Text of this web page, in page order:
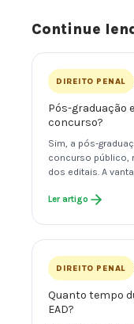
Continue
DIREITO PENAL
Pós-graduação
concurso?
Sim, a pós-
concurso público,
dos editais. A
Ler artigo
DIREITO PENAL
Quanto tempo
EAD?